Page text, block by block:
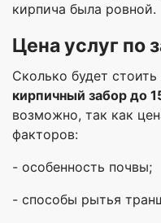
кирпича была ровной.
Цена услуг по
Сколько будет стоить
кирпичный забор до
возможно, так как
факторов:
- особенность почвы;
- способы рытья